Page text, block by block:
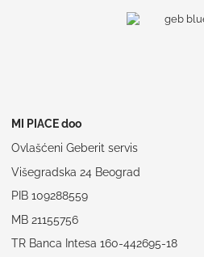
MI PIACE doo
Ovlašćeni Geberit servis
Višegradska 24 Beograd
PIB 109288559
MB 21155756
TR Banca Intesa 160-442695-18